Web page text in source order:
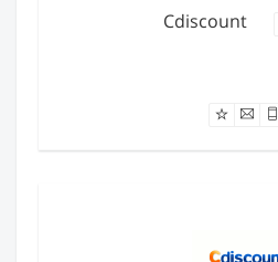
Cdiscount